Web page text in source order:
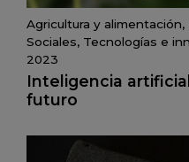
Agricultura y alimentación,
Sociales, Tecnologías e
2023
Inteligencia
futuro